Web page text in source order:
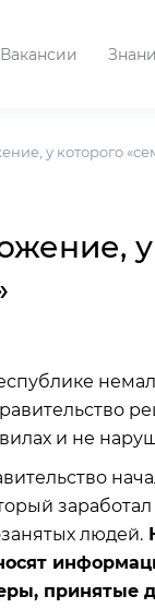
Вакансии
у которого
у
и не
людей.
принятые